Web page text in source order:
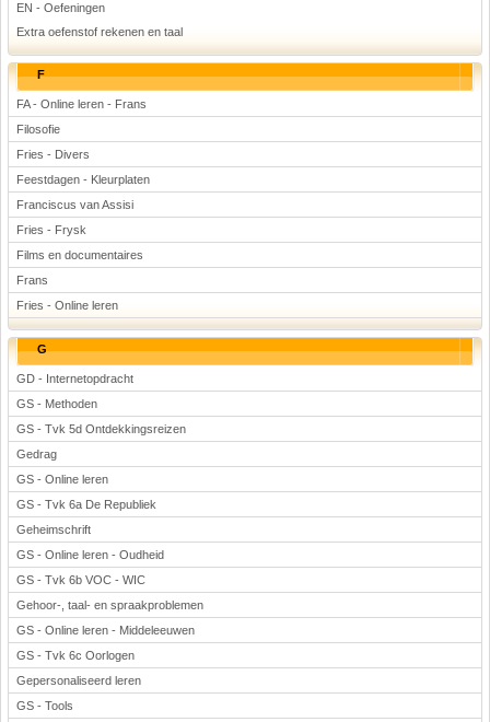
EN - Oefeningen
Extra oefenstof rekenen en taal
F
FA - Online leren - Frans
Filosofie
Fries - Divers
Feestdagen - Kleurplaten
Franciscus van Assisi
Fries - Frysk
Films en documentaires
Frans
Fries - Online leren
G
GD - Internetopdracht
GS - Methoden
GS - Tvk 5d Ontdekkingsreizen
Gedrag
GS - Online leren
GS - Tvk 6a De Republiek
Geheimschrift
GS - Online leren - Oudheid
GS - Tvk 6b VOC - WIC
Gehoor-, taal- en spraakproblemen
GS - Online leren - Middeleeuwen
GS - Tvk 6c Oorlogen
Gepersonaliseerd leren
GS - Tools